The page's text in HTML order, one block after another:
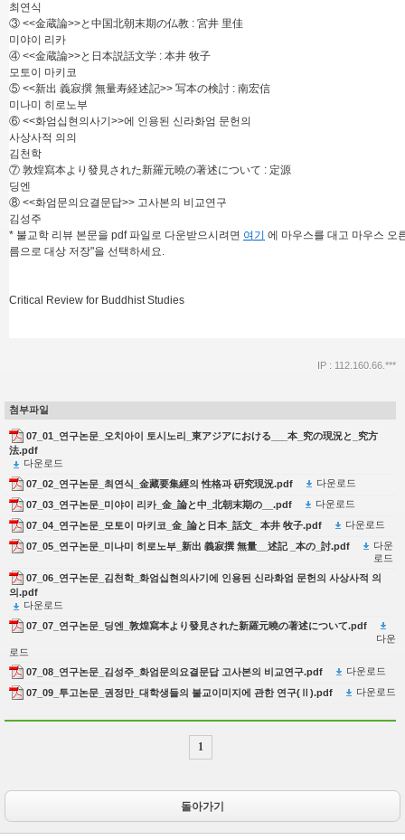
최연식
③ <<金蔵論>>と中国北朝末期の仏教 : 宮井 里佳
미야이 리카
④ <<金蔵論>>と日本説話文学 : 本井 牧子
모토이 마키코
⑤ <<新出 義寂撰 無量寿経述記>> 写本の検討 : 南宏信
미나미 히로노부
⑥ <<화엄십현의사기>>에 인용된 신라화엄 문헌의
사상사적 의의
김천학
⑦ 敦煌寫本より發見された新羅元曉の著述について : 定源
딩엔
⑧ <<화엄문의요결문답>> 고사본의 비교연구
김성주
* 불교학 리뷰 본문을 pdf 파일로 다운받으시려면 여기 에 마우스를 대고 마우스 오
름으로 대상 저장"을 선택하세요.
Critical Review for Buddhist Studies
IP : 112.160.66.***
첨부파일
07_01_연구논문_오치아이 토시노리_東アジアにおける___本_究の現況と_究方
法.pdf
다운로드
07_02_연구논문_최연식_金藏要集經의 性格과 硏究現況.pdf
다운로드
07_03_연구논문_미야이 리카_金_論と中_北朝末期の__.pdf
다운로드
07_04_연구논문_모토이 마키코_金_論と日本_話文_ 本井 牧子.pdf
다운로드
07_05_연구논문_미나미 히로노부_新出 義寂撰 無量__述記 _本の_討.pdf
다운
로드
07_06_연구논문_김천학_화엄십현의사기에 인용된 신라화엄 문헌의 사상사적 의
의.pdf
다운로드
07_07_연구논문_딩엔_敦煌寫本より發見された新羅元曉の著述について.pdf
다운
로드
07_08_연구논문_김성주_화엄문의요결문답 고사본의 비교연구.pdf
다운로드
07_09_투고논문_권정만_대학생들의 불교이미지에 관한 연구(Ⅱ).pdf
다운로드
1
돌아가기